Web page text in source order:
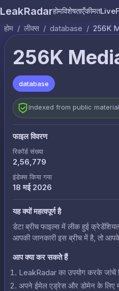
LeakRadarहोमविशेषताएँकीमतLive
होम / लीक्स / database / 256K
256K
database
Indexed from public
फाइल विवरण
रिकॉर्ड संख्या
2,56,779
इंडेक्स किया गया
18 मई 2026
यह क्यों महत्वपूर्ण है
डेटा ब्रीच फाइल्स में लीक हुई
आपकी जानकारी इस ब्रीच में है, तो
आप क्या कर सकते हैं
LeakRadar का उपयोग करके जांचें
अपने ईमेल एड्रेस और डोमेन के लिए